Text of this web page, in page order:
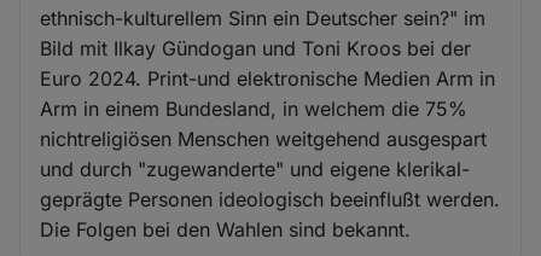
ethnisch-kulturellem Sinn ein Deutscher sein?" im
Bild mit Ilkay Gündogan und Toni Kroos bei der
Euro 2024. Print-und elektronische Medien Arm in
Arm in einem Bundesland, in welchem die 75%
nichtreligiösen Menschen weitgehend ausgespart
und durch "zugewanderte" und eigene klerikal-
geprägte Personen ideologisch beeinflußt werden.
Die Folgen bei den Wahlen sind bekannt.